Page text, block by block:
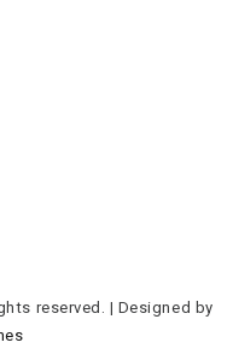
reserved. | Designed by